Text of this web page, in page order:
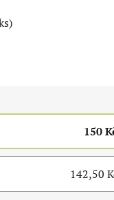
150
142,50